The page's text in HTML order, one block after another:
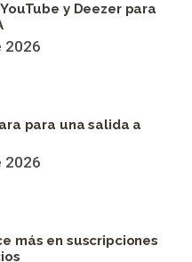
y Deezer para
2026
para una salida a
2026
más en suscripciones